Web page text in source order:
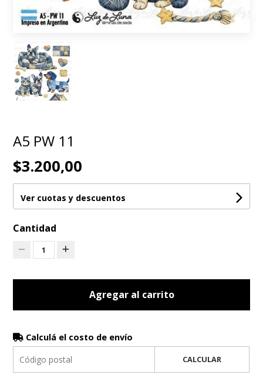
A5 PW 11
$3.200,00
Ver cuotas y descuentos
Cantidad
1
Agregar al carrito
Calculá el costo de envío
CALCULAR